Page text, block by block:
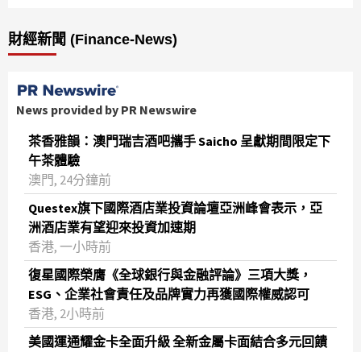
財經新聞 (Finance-News)
News provided by PR Newswire
茶香雅韻：澳門瑞吉酒吧攜手 Saicho 呈獻期間限定下
午茶體驗
澳門, 24分鐘前
Questex旗下國際酒店業投資論壇亞洲峰會表示，亞
洲酒店業有望迎來投資加速期
香港, 一小時前
復星國際榮膺《全球銀行與金融評論》三項大獎，
ESG、企業社會責任及品牌實力再獲國際權威認可
香港, 2小時前
美國運通耀金卡全面升級 全新金屬卡面結合多元回饋